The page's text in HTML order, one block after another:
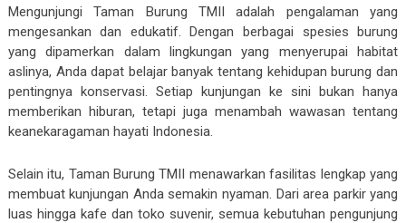
Mengunjungi Taman Burung TMII adalah pengalaman yang
mengesankan dan edukatif. Dengan berbagai spesies burung
yang dipamerkan dalam lingkungan yang menyerupai habitat
aslinya, Anda dapat belajar banyak tentang kehidupan burung dan
pentingnya konservasi. Setiap kunjungan ke sini bukan hanya
memberikan hiburan, tetapi juga menambah wawasan tentang
keanekaragaman hayati Indonesia.
Selain itu, Taman Burung TMII menawarkan fasilitas lengkap yang
membuat kunjungan Anda semakin nyaman. Dari area parkir yang
luas hingga kafe dan toko suvenir, semua kebutuhan pengunjung